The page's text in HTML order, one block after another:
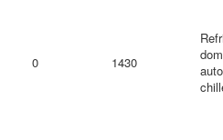
0 1430